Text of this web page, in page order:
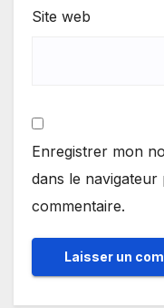
Site web
Enregistrer mon
dans le
commentaire.